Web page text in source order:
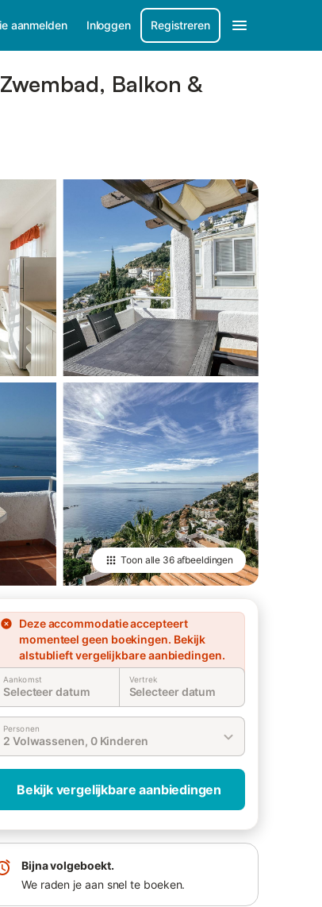
aanmelden Inloggen Registreren
Balkon &
Toon alle 36 afbeeldingen
Deze accommodatie accepteert
momenteel geen boekingen. Bekijk
alstublieft vergelijkbare aanbiedingen.
Aankomst
Selecteer datum
Vertrek
Selecteer datum
Personen
2 Volwassenen, 0 Kinderen
Bekijk vergelijkbare aanbiedingen
Bijna volgeboekt.
We raden je aan snel te boeken.